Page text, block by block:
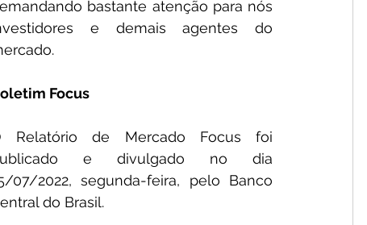
bastante atenção para nós
e demais agentes do
Focus
Relatório de Mercado Focus foi
e divulgado no dia
07/2022, segunda-feira, pelo Banco
do Brasil.